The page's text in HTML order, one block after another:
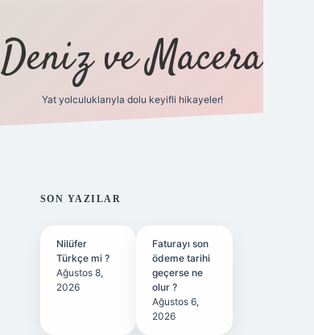
Deniz ve Macera
Yat yolculuklarıyla dolu keyifli hikayeler!
SIDEBAR
SON YAZILAR
Nilüfer
Türkçe mi ?
Ağustos 8,
2026
Faturayı son
ödeme tarihi
geçerse ne
olur ?
Ağustos 6,
2026